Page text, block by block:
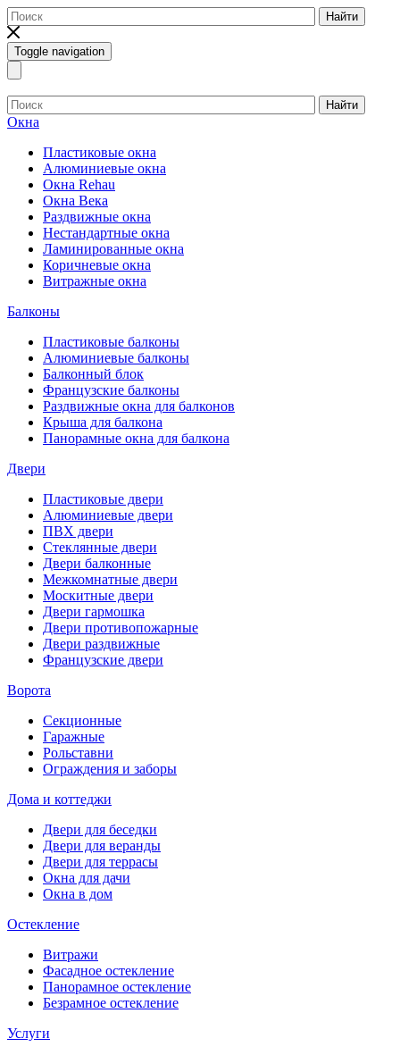
Найти
Toggle navigation
Найти
Окна
Пластиковые окна
Алюминиевые окна
Окна Rehau
Окна Века
Раздвижные окна
Нестандартные окна
Ламинированные окна
Коричневые окна
Витражные окна
Балконы
Пластиковые балконы
Алюминиевые балконы
Балконный блок
Французские балконы
Раздвижные окна для балконов
Крыша для балкона
Панорамные окна для балкона
Двери
Пластиковые двери
Алюминиевые двери
ПВХ двери
Стеклянные двери
Двери балконные
Межкомнатные двери
Москитные двери
Двери гармошка
Двери противопожарные
Двери раздвижные
Французские двери
Ворота
Секционные
Гаражные
Рольставни
Ограждения и заборы
Дома и коттеджи
Двери для беседки
Двери для веранды
Двери для террасы
Окна для дачи
Окна в дом
Остекление
Витражи
Фасадное остекление
Панорамное остекление
Безрамное остекление
Услуги